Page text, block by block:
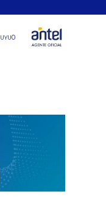
UYU0